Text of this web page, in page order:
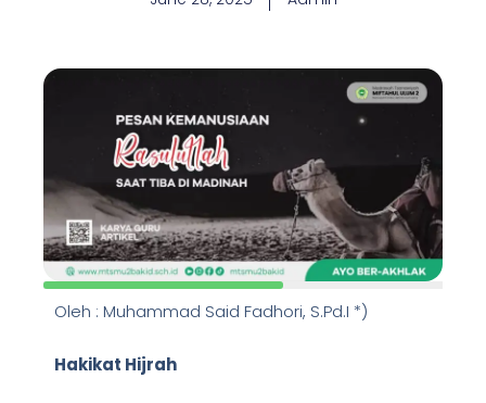
Oleh : Muhammad Said Fadhori, S.Pd.I *)
Hakikat Hijrah